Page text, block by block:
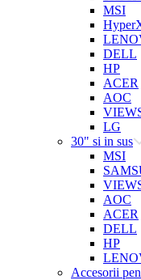
MSI
DELL
HP
ACER
AOC
LG
30" si in sus
MSI
AOC
ACER
DELL
HP
Accesorii